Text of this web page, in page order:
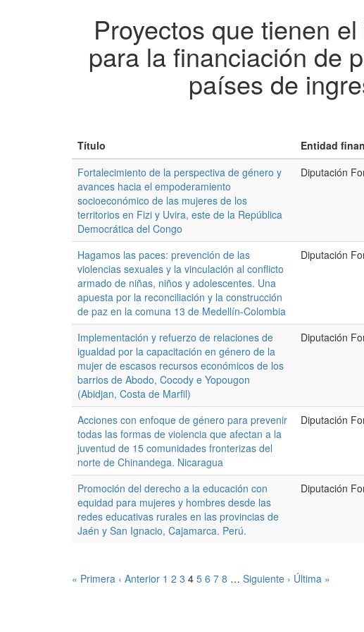
Proyectos que tienen
para la financiación de
países de
Título Entidad
Fortalecimiento de la perspectiva de género y
avances hacia el empoderamiento
socioeconómico de las mujeres de los
territorios en Fizi y Uvira, este de la República
Democrática del Congo
Diputación
Hagamos las paces: prevención de las
violencias sexuales y la vinculación al conflicto
armado de niñas, niños y adolescentes. Una
apuesta por la reconciliación y la construcción
de paz en la comuna 13 de Medellín-Colombia
Diputación
Implementación y refuerzo de relaciones de
igualdad por la capacitación en género de la
mujer de escasos recursos económicos de los
barrios de Abodo, Cocody e Yopougon
(Abidjan, Costa de Marfil)
Diputación
Acciones con enfoque de género para prevenir
todas las formas de violencia que afectan a la
juventud de 15 comunidades fronterizas del
norte de Chinandega. Nicaragua
Diputación
Promoción del derecho a la educación con
equidad para mujeres y hombres desde las
redes educativas rurales en las provincias de
Jaén y San Ignacio, Cajamarca. Perú.
Diputación
« Primera ‹ Anterior 1 2 3 4 5 6 7 8 … Siguiente › Última »